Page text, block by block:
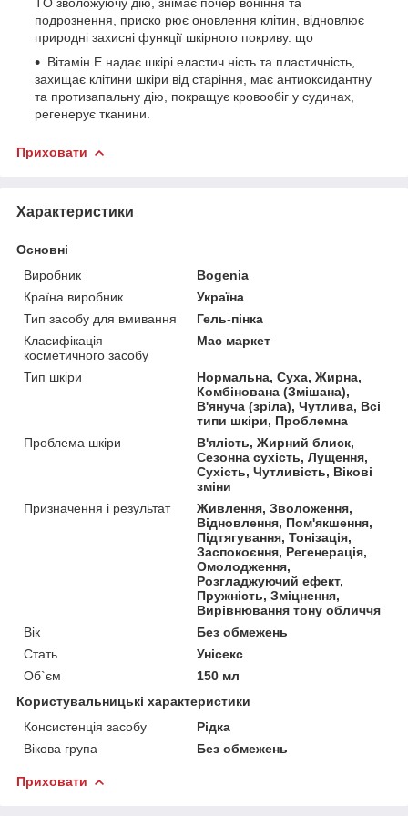
подрознення, приско рює оновлення клітин, відновлює
природні захисні функції шкірного покриву. що
Вітамін Е надає шкірі еластич ність та пластичність,
захищає клітини шкіри від старіння, має антиоксидантну
та протизапальну дію, покращує кровообіг у судинах,
регенерує тканини.
Приховати
Характеристики
Основні
Виробник
Bogenia
Країна виробник
Україна
Тип засобу для вмивання
Гель-пінка
Класифікація
косметичного засобу
Мас маркет
Тип шкіри
Нормальна, Суха, Жирна,
Комбінована (Змішана),
В'януча (зріла), Чутлива, Всі
типи шкіри, Проблемна
Проблема шкіри
В'ялість, Жирний блиск,
Сезонна сухість, Лущення,
Сухість, Чутливість, Вікові
зміни
Призначення і результат
Живлення, Зволоження,
Відновлення, Пом'якшення,
Підтягування, Тонізація,
Заспокоєння, Регенерація,
Омолодження,
Розгладжуючий ефект,
Пружність, Зміцнення,
Вирівнювання тону обличчя
Вік
Без обмежень
Стать
Унісекс
Об`єм
150 мл
Користувальницькі характеристики
Консистенція засобу
Рідка
Вікова група
Без обмежень
Приховати